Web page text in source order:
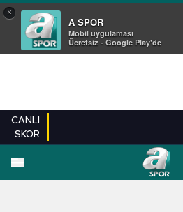
×
A SPOR
Mobil uygulaması
Ücretsiz - Google Play'de
CANLI
SKOR